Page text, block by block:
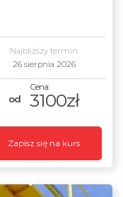
Najbliższy termin
26 sierpnia 2026
3100zł
Zapisz się na kurs